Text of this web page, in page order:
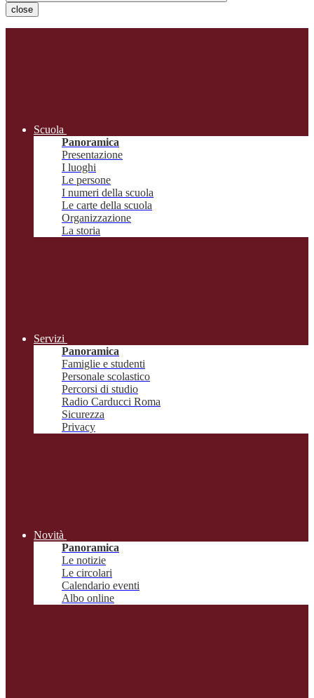
close
Scuola
Panoramica
Presentazione
I luoghi
Le persone
I numeri della scuola
Le carte della scuola
Organizzazione
La storia
Servizi
Panoramica
Famiglie e studenti
Personale scolastico
Percorsi di studio
Radio Carducci Roma
Sicurezza
Privacy
Novità
Panoramica
Le notizie
Le circolari
Calendario eventi
Albo online